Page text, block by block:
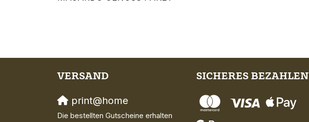
VERSAND
print@home
Die bestellten Gutscheine erhalten
SICHERES BEZAHLEN